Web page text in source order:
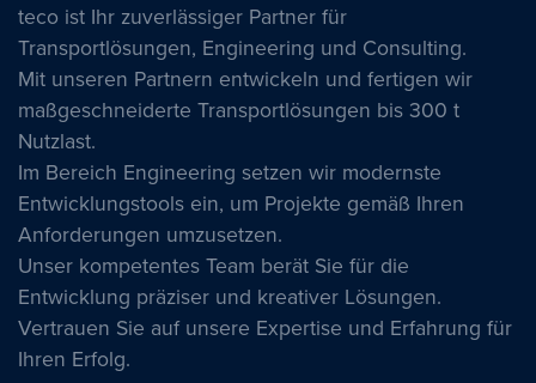
teco ist Ihr zuverlässiger Partner für
Transportlösungen, Engineering und Consulting.
Mit unseren Partnern entwickeln und fertigen wir
maßgeschneiderte Transportlösungen bis 300 t
Nutzlast.
Im Bereich Engineering setzen wir modernste
Entwicklungstools ein, um Projekte gemäß Ihren
Anforderungen umzusetzen.
Unser kompetentes Team berät Sie für die
Entwicklung präziser und kreativer Lösungen.
Vertrauen Sie auf unsere Expertise und Erfahrung für
Ihren Erfolg.